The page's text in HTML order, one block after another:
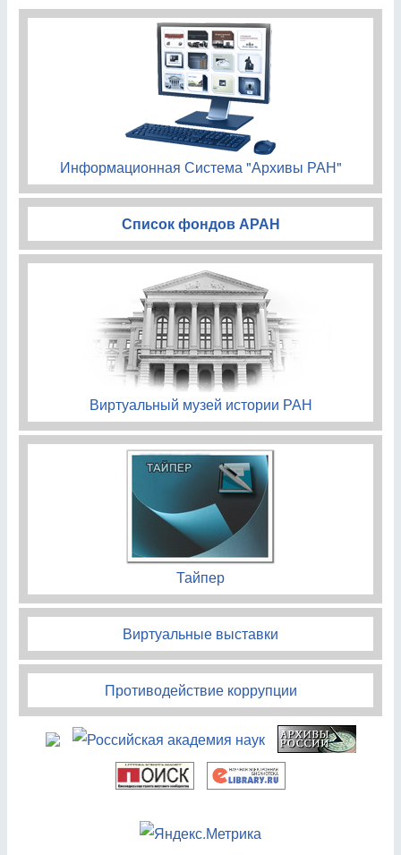
Информационная Система "Архивы РАН"
Список фондов АРАН
Виртуальный музей истории РАН
Тайпер
Виртуальные выставки
Противодействие коррупции